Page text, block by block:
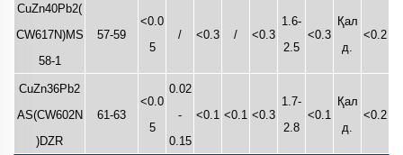
CuZn40Pb2(
CW617N)MS
58-1
57-59
<0.0
5
/ <0.3 / <0.3
1.6-
2.5
<0.3
Қал
д.
<0.2
CuZn36Pb2
AS(CW602N
)DZR
61-63
<0.0
5
0.02
-
0.15
<0.1 <0.1 <0.3
1.7-
2.8
<0.1
Қал
д.
<0.2